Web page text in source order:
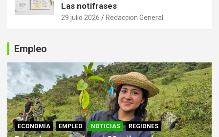
Las notifrases
29 julio 2026 Redaccion General
Empleo
ECONOMÍA EMPLEO NOTICIAS REGIONES